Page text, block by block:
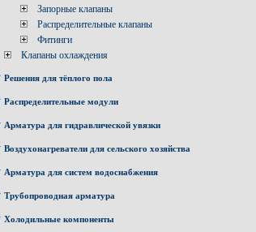
Запорные клапаны
Распределительные клапаны
Фитинги
Клапаны охлаждения
Решения для тёплого пола
Распределительные модули
Арматура для гидравлической увязки
Воздухонагреватели для сельского хозяйства
Арматура для систем водоснабжения
Трубопроводная арматура
Холодильные компоненты